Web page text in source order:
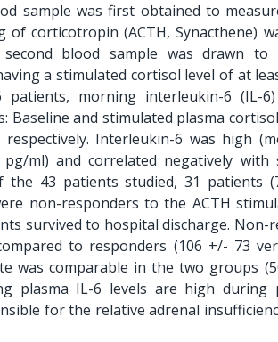
sample was first obtained to
of corticotropin (ACTH, Synacthene)
blood sample was drawn to
a stimulated cortisol level of at
morning interleukin-6 (IL-
Baseline and stimulated plasma
Interleukin-6 was high
ml) and correlated negatively with
the 43 patients studied, 31 patients
non-responders to the ACTH
survived to hospital discharge. Non-
to responders (106 +/- 73
was comparable in the two groups
plasma IL-6 levels are high during
for the relative adrenal